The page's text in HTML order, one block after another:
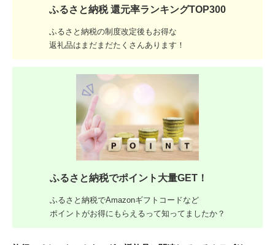
ふるさと納税 還元率ランキングTOP300
ふるさと納税の制度改定後もお得な
返礼品はまだまだたくさんあります！
ふるさと納税でポイント大量GET！
ふるさと納税でAmazonギフトコードなど
ポイントがお得にもらえるって知ってましたか？